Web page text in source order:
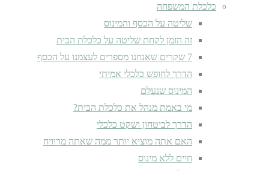
כלכלת המשפחה
שליטה על הכסף והמינוס
זה הזמן לקחת שליטה על כלכלת הבית
7 שקרים שאנחנו מספרים לעצמנו על הכסף
הדרך לחופש כלכלי אמיתי
המינוס שנעלם
מי באמת מנהל את כלכלת הבית?
הדרך לביטחון ושקט כלכלי
האם אתה מוציא יותר ממה שאתה מרוויח
חיים ללא מינוס